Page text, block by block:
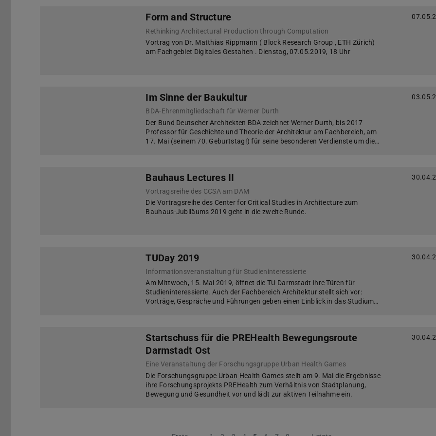
Form and Structure
Rethinking Architectural Production through Computation
Vortrag von Dr. Matthias Rippmann ( Block Research Group , ETH Zürich)
am Fachgebiet Digitales Gestalten . Dienstag, 07.05.2019, 18 Uhr
Im Sinne der Baukultur
BDA-Ehrenmitgliedschaft für Werner Durth
Der Bund Deutscher Architekten BDA zeichnet Werner Durth, bis 2017
Professor für Geschichte und Theorie der Architektur am Fachbereich, am
17. Mai (seinem 70. Geburtstag!) für seine besonderen Verdienste um die…
Bauhaus Lectures II
Vortragsreihe des CCSA am DAM
Die Vortragsreihe des Center for Critical Studies in Architecture zum
Bauhaus-Jubiläums 2019 geht in die zweite Runde.
TUDay 2019
Informationsveranstaltung für Studieninteressierte
Am Mittwoch, 15. Mai 2019, öffnet die TU Darmstadt ihre Türen für
Studieninteressierte. Auch der Fachbereich Architektur stellt sich vor:
Vorträge, Gespräche und Führungen geben einen Einblick in das Studium…
Startschuss für die PREHealth Bewegungsroute
Darmstadt Ost
Eine Veranstaltung der Forschungsgruppe Urban Health Games
Die Forschungsgruppe Urban Health Games stellt am 9. Mai die Ergebnisse
ihre Forschungsprojekts PREHealth zum Verhältnis von Stadtplanung,
Bewegung und Gesundheit vor und lädt zur aktiven Teilnahme ein.